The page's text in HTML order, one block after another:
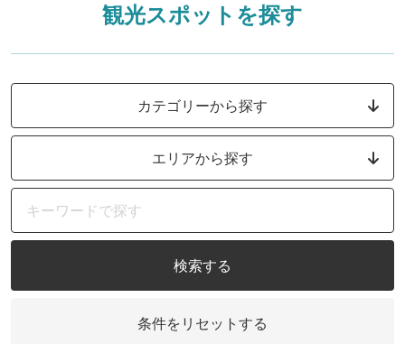
観光スポットを探す
カテゴリーから探す
エリアから探す
検索する
条件をリセットする